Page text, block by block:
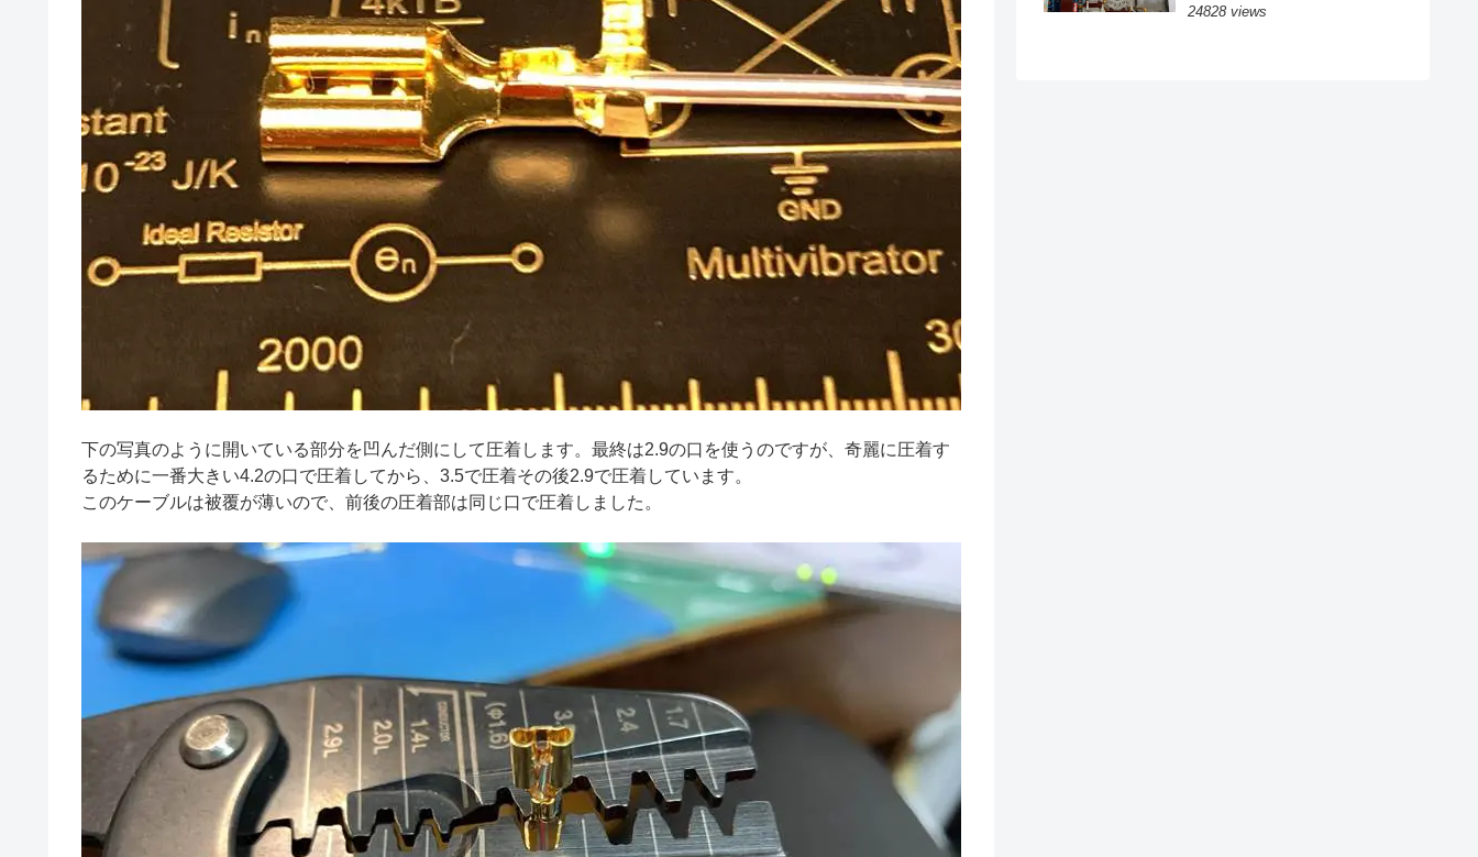
下の写真のように開いている部分を凹んだ側にして圧着します。最終は2.9の口を使うのですが、奇麗に圧着す
るために一番大きい4.2の口で圧着してから、3.5で圧着その後2.9で圧着しています。
このケーブルは被覆が薄いので、前後の圧着部は同じ口で圧着しました。
24828 views